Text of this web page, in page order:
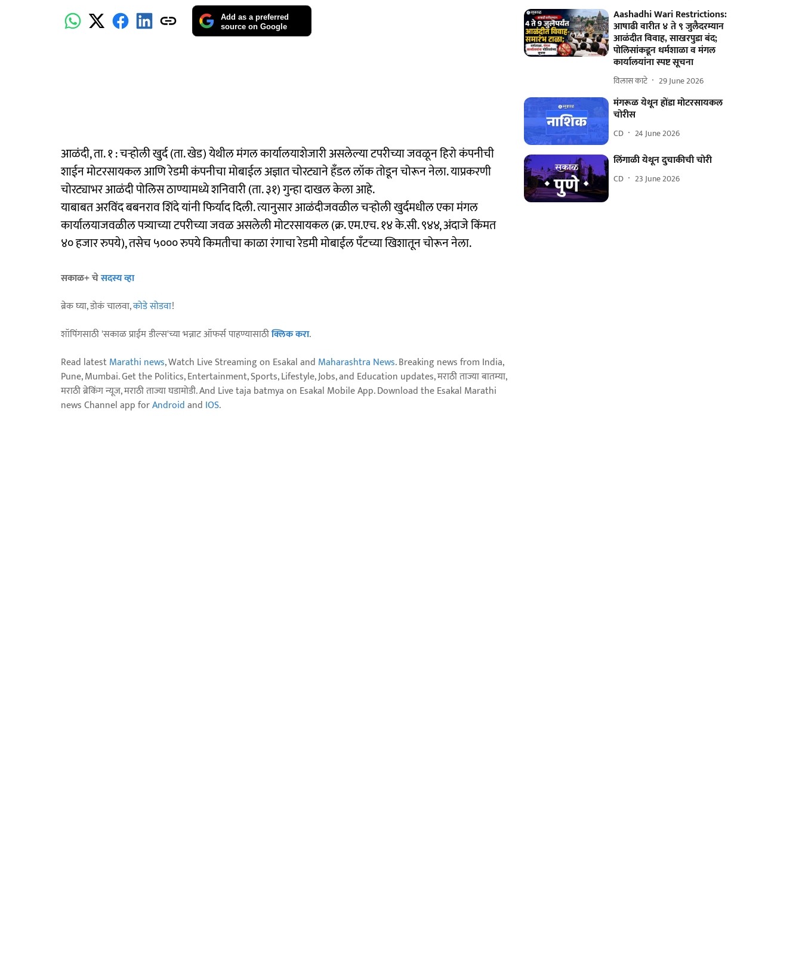
Add as a preferred
source on Google
आळंदी, ता. १ : चऱ्होली खुर्द (ता. खेड) येथील मंगल कार्यालयाशेजारी असलेल्या टपरीच्या जवळून हिरो कंपनीची
शाईन मोटरसायकल आणि रेडमी कंपनीचा मोबाईल अज्ञात चोरट्याने हँडल लॉक तोडून चोरून नेला. याप्रकरणी
चोरट्याभर आळंदी पोलिस ठाण्यामध्ये शनिवारी (ता. ३१) गुन्हा दाखल केला आहे.
याबाबत अरविंद बबनराव शिंदे यांनी फिर्याद दिली. त्यानुसार आळंदीजवळील चऱ्होली खुर्दमधील एका मंगल
कार्यालयाजवळील पत्र्याच्या टपरीच्या जवळ असलेली मोटरसायकल (क्र. एम.एच. १४ के.सी. ९४४, अंदाजे किंमत
४० हजार रुपये), तसेच ५००० रुपये किमतीचा काळा रंगाचा रेडमी मोबाईल पॅंटच्या खिशातून चोरून नेला.
सकाळ+ चेसदस्य व्हा
ब्रेक घ्या, डोकं चालवा,कोडे सोडवा!
शॉपिंगसाठी 'सकाळ प्राईम डील्स'च्या भन्नाट ऑफर्स पाहण्यासाठीक्लिक करा.
Read latestMarathi news, Watch Live Streaming on Esakal and Maharashtra News. Breaking news from India,
Pune, Mumbai. Get the Politics, Entertainment, Sports, Lifestyle, Jobs, and Education updates, मराठी ताज्या बातम्या,
मराठी ब्रेकिंग न्यूज, मराठी ताज्या घडामोडी. And Live taja batmya on Esakal Mobile App. Download the Esakal Marathi
news Channel app forAndroidand IOS.
Aashadhi Wari Restrictions:
आषाढी वारीत ४ ते ९ जुलैदरम्यान
आळंदीत विवाह, साखरपुडा बंद;
पोलिसांकडून धर्मशाळा व मंगल
कार्यालयांना स्पष्ट सूचना
विलास काटे 29 June 2026
मंगरूळ येथून होंडा मोटरसायकल
चोरीस
CD 24 June 2026
लिंगाळी येथून दुचाकीची चोरी
CD 23 June 2026